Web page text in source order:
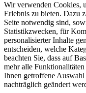
Wir verwenden Cookies,
Erlebnis zu bieten. Dazu
Seite notwendig sind,
Statistikzwecken, für
personalisierter Inhalte
entscheiden, welche
beachten Sie, dass auf
mehr alle
Ihnen getroffene
nachträglich geändert